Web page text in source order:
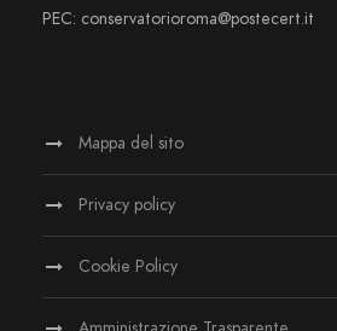
PEC: conservatorioroma@postecert.it
Mappa del sito
Privacy policy
Cookie Policy